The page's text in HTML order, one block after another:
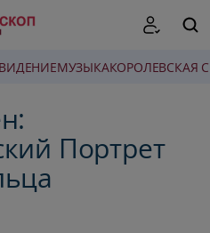
МУЗЫКАКОРОЛЕВСКАЯ
Портрет